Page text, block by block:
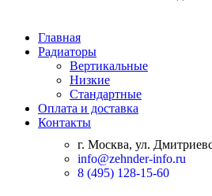
Главная
Радиаторы
Вертикальные
Низкие
Стандартные
Оплата и доставка
Контакты
г. Москва, ул.
info@zehnder-info.ru
8 (495) 128-15-60